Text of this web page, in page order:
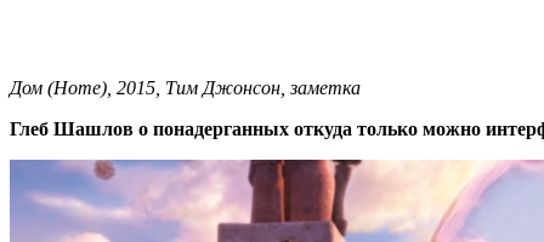
Дом (Home), 2015, Тим Джонсон, заметка
Глеб Шашлов о понадерганных откуда только можно